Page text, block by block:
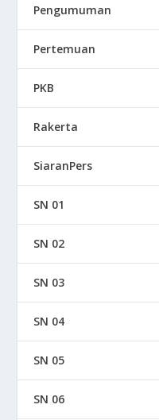
Pengumuman
Pertemuan
PKB
Rakerta
SiaranPers
SN 01
SN 02
SN 03
SN 04
SN 05
SN 06